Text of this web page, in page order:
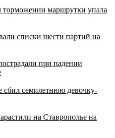
торможении маршрутки упала
списки шести партий на
при падении
сбил семилетнюю девочку-
на Ставрополье на